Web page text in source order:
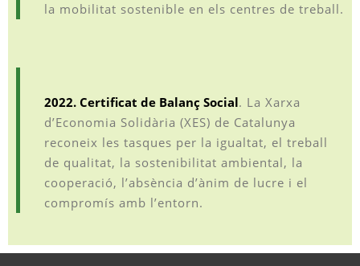
la mobilitat sostenible en els centres de treball.
2022. Certificat de Balanç Social. La Xarxa
d’Economia Solidària (XES) de Catalunya
reconeix les tasques per la igualtat, el treball
de qualitat, la sostenibilitat ambiental, la
cooperació, l’absència d’ànim de lucre i el
compromís amb l’entorn.